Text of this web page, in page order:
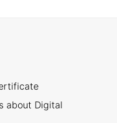
about Digital